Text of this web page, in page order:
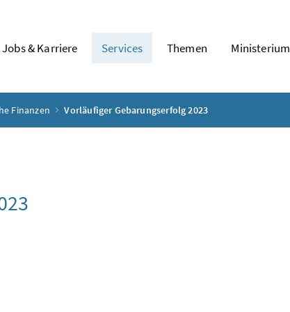
Jobs & Karriere Services Themen Ministerium
Finanzen Vorläufiger Gebarungserfolg 2023